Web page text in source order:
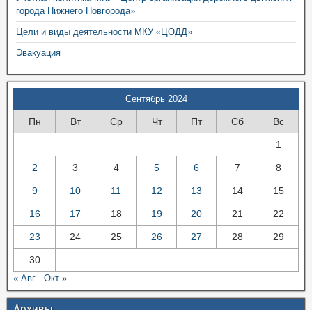
города Нижнего Новгорода»
Цели и виды деятельности МКУ «ЦОДД»
Эвакуация
Сентябрь 2024
Пн Вт Ср Чт Пт Сб Вс
1
2 3 4 5 6 7 8
9 10 11 12 13 14 15
16 17 18 19 20 21 22
23 24 25 26 27 28 29
30
« Авг Окт »